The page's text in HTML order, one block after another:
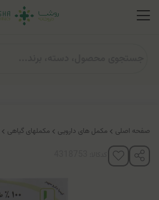
صفحه اصلی مکمل های دارویی مکملهای گیاهی